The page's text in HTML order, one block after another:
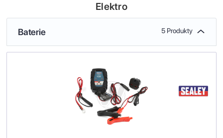
Elektro
Baterie 5 Produkty